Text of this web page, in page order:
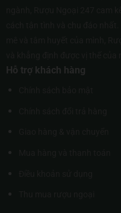
Hỗ trợ khách hàng